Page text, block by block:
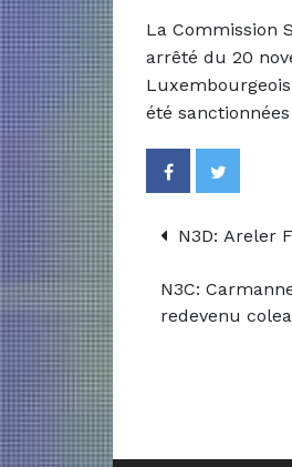
La Commission
arrêté du 20
été
N3D: Areler
N3C:
redevenu